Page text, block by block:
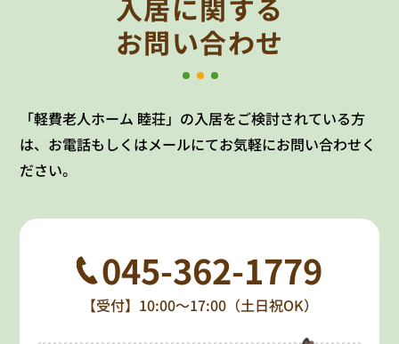
入居に関する
お問い合わせ
「軽費老人ホーム 睦荘」の入居をご検討されている方
は、お電話もしくはメールにてお気軽にお問い合わせく
ださい。
045-362-1779
【受付】10:00～17:00（土日祝OK）